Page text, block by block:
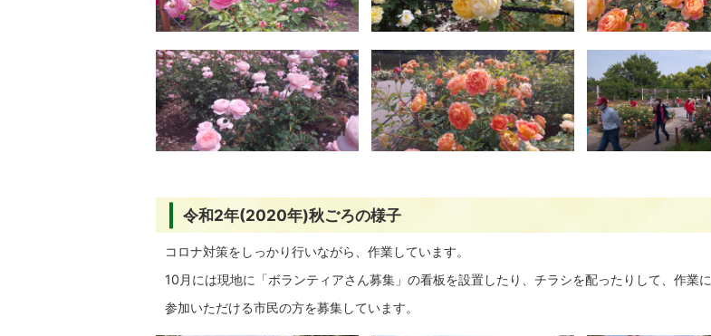
令和2年(2020年)秋ごろの様子
コロナ対策をしっかり行いながら、作業しています。
10月には現地に「ボランティアさん募集」の看板を設置したり、チラシを配ったりして、作業に
参加いただける市民の方を募集しています。